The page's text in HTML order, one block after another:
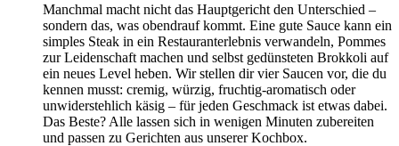
Manchmal macht nicht das Hauptgericht den Unterschied –
sondern das, was obendrauf kommt. Eine gute Sauce kann ein
simples Steak in ein Restauranterlebnis verwandeln, Pommes
zur Leidenschaft machen und selbst gedünsteten Brokkoli auf
ein neues Level heben. Wir stellen dir vier Saucen vor, die du
kennen musst: cremig, würzig, fruchtig-aromatisch oder
unwiderstehlich käsig – für jeden Geschmack ist etwas dabei.
Das Beste? Alle lassen sich in wenigen Minuten zubereiten
und passen zu Gerichten aus unserer Kochbox.